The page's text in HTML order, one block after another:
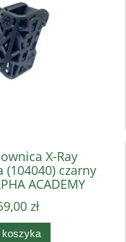
X-Ray
czarny
ACADEMY
zł
koszyka